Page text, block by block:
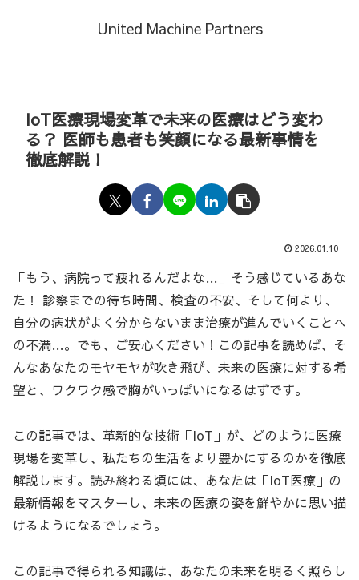
United Machine Partners
IoT医療現場変革で未来の医療はどう変わ
る？ 医師も患者も笑顔になる最新事情を
徹底解説！
2026.01.10
「もう、病院って疲れるんだよな…」そう感じているあな
た！ 診察までの待ち時間、検査の不安、そして何より、
自分の病状がよく分からないまま治療が進んでいくことへ
の不満…。でも、ご安心ください！この記事を読めば、そ
んなあなたのモヤモヤが吹き飛び、未来の医療に対する希
望と、ワクワク感で胸がいっぱいになるはずです。
この記事では、革新的な技術「IoT」が、どのように医療
現場を変革し、私たちの生活をより豊かにするのかを徹底
解説します。読み終わる頃には、あなたは「IoT医療」の
最新情報をマスターし、未来の医療の姿を鮮やかに思い描
けるようになるでしょう。
この記事で得られる知識は、あなたの未来を明るく照らし